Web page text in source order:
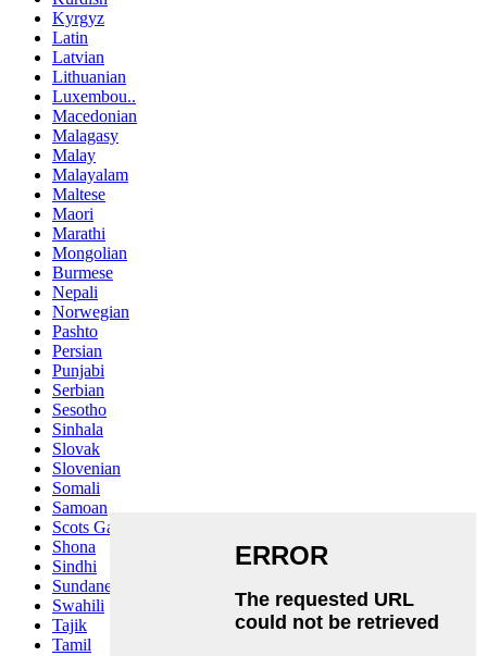
Kyrgyz
Latin
Latvian
Lithuanian
Luxembou..
Macedonian
Malagasy
Malay
Malayalam
Maltese
Maori
Marathi
Mongolian
Burmese
Nepali
Norwegian
Pashto
Persian
Punjabi
Serbian
Sesotho
Sinhala
Slovak
Slovenian
Somali
Samoan
Scots Gaelic
Shona
Sindhi
Sundanese
Swahili
Tajik
Tamil